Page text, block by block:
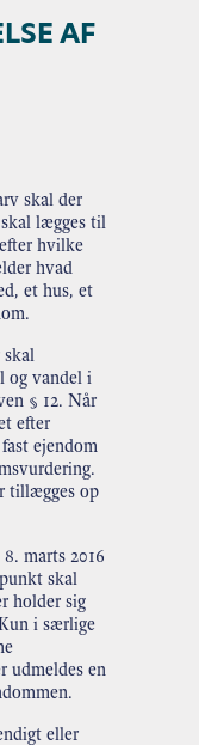
AF
skal der
lægges til
hvilke
hvad
et hus, et
vandel i
§ 12. Når
efter
ejendom
tillægges op
marts 2016
skal
holder sig
i særlige
udmeldes en
eller